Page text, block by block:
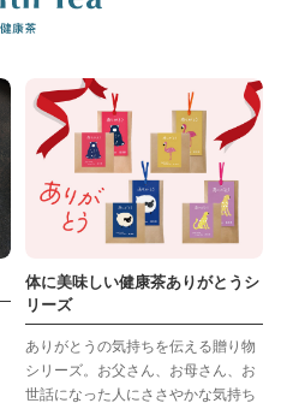
体に美味しい健康茶ありがとうシ
リーズ
ありがとうの気持ちを伝える贈り物
シリーズ。お父さん、お母さん、お
世話になった人にささやかな気持ち